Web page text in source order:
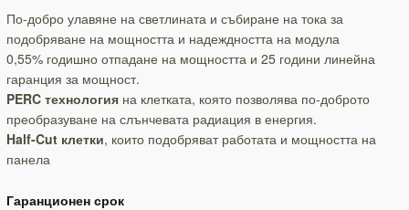
По-добро улавяне на светлината и събиране на тока за
подобряване на мощността и надеждността на модула
0,55% годишно отпадане на мощността и 25 години линейна
гаранция за мощност.
PERC технология на клетката, която позволява по-доброто
преобразуване на слънчевата радиация в енергия.
Half-Cut клетки, които подобряват работата и мощността на
панела
Гаранционен срок